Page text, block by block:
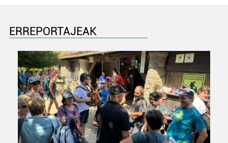
ERREPORTAJEAK